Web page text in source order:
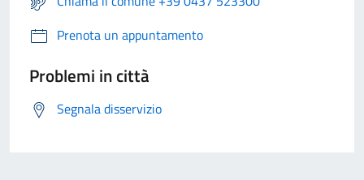
Prenota un appuntamento
Problemi in città
Segnala disservizio